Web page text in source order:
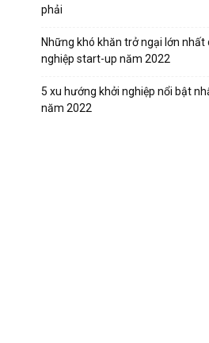
phải
Những khó khăn trở ngại lớn nhất
nghiệp start-up năm 2022
5 xu hướng khởi nghiệp nổi bật
năm 2022